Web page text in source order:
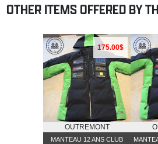
OTHER ITEMS OFFERED BY
175.00$
OUTREMONT
MANTEAU 12 ANS CLUB